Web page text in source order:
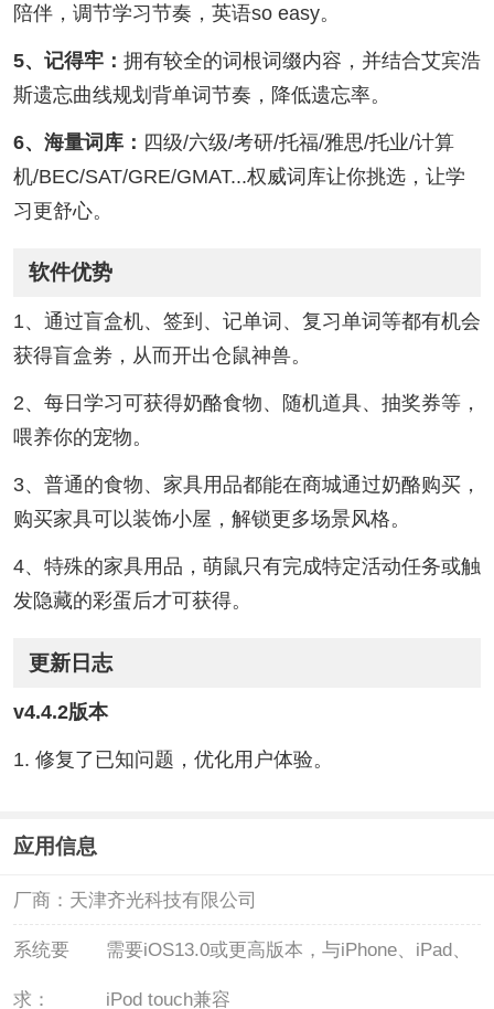
陪伴，调节学习节奏，英语so easy。
5、记得牢： 拥有较全的词根词缀内容，并结合艾宾浩
斯遗忘曲线规划背单词节奏，降低遗忘率。
6、海量词库： 四级/六级/考研/托福/雅思/托业/计算
机/BEC/SAT/GRE/GMAT...权威词库让你挑选，让学
习更舒心。
软件优势
1、通过盲盒机、签到、记单词、复习单词等都有机会
获得盲盒劵，从而开出仓鼠神兽。
2、每日学习可获得奶酪食物、随机道具、抽奖券等，
喂养你的宠物。
3、普通的食物、家具用品都能在商城通过奶酪购买，
购买家具可以装饰小屋，解锁更多场景风格。
4、特殊的家具用品，萌鼠只有完成特定活动任务或触
发隐藏的彩蛋后才可获得。
更新日志
v4.4.2版本
1. 修复了已知问题，优化用户体验。
应用信息
厂商： 天津齐光科技有限公司
系统要
求：
需要iOS13.0或更高版本，与iPhone、iPad、
iPod touch兼容